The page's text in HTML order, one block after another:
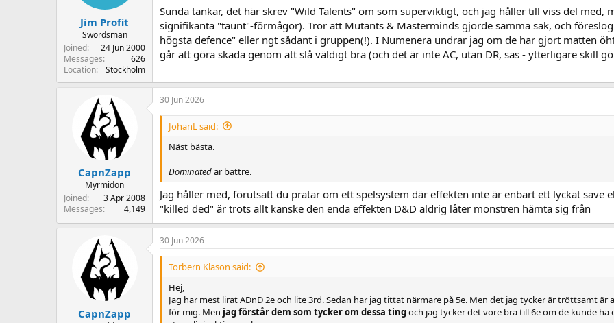
:
Jim Profit
Swordsman
Joined
24 Jun 2000
Messages
626
Location
Stockholm
Sunda tankar, det här skrev "Wild Talents" om som superviktigt, och jag håller till viss del
signifikanta "taunt"-förmågor). Tror att Mutants & Masterminds gjorde samma sak, och
högsta defence" eller ngt sådant i gruppen(!). I Numenera undrar jag om de har gjort matten
går att göra skada genom att slå väldigt bra (och det är inte AC, utan DR, sas - ytterligare skill
CapnZapp
Myrmidon
Joined
3 Apr 2008
Messages
4,149
30 Jun 2026
JohanL said:
Näst bästa.
Dominatedär bättre.
Jag håller med, förutsatt du pratar om ett spelsystem där effekten inte är enbart ett lyckat save
"killed ded" är trots allt kanske den enda effekten D&D aldrig låter monstren hämta sig från
CapnZapp
30 Jun 2026
Torbern Klason said:
Hej,
Jag har mest lirat ADnD 2e och lite 3rd. Sedan har jag tittat närmare på 5e. Men det jag tycker är tröttsamt är
för mig. Men jag förstår dem som tycker om dessa tingoch jag tycker det vore bra till 6e om de kunde ha